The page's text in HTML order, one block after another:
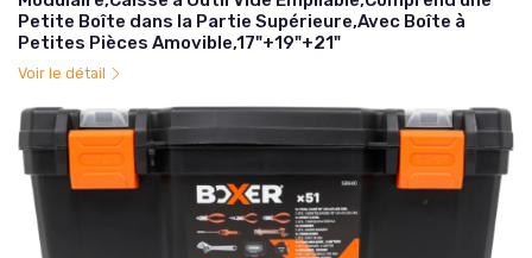
Petite Boîte dans la Partie Supérieure,Avec Boîte à
Petites Pièces Amovible,17"+19"+21"
Voir le détail